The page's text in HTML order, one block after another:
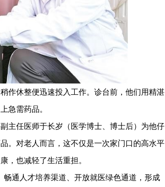
休整便迅速投入工作。诊台前，他们用精湛
急需药品。
任医师于长岁（医学博士、博士后）为他仔
。对老人而言，这不仅是一次家门口的高水平
，也减轻了生活重担。
通人才培养渠道、开放就医绿色通道，形成